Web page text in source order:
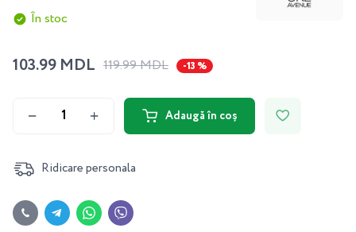
În stoc
103.99 MDL 119.99 MDL -13 %
Adaugă în coș
Ridicare personala